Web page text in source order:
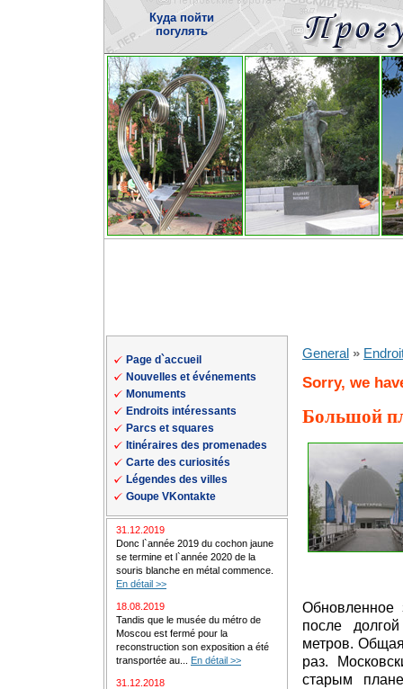
Куда пойти
погулять
Page d`accueil
Nouvelles et événements
Monuments
Endroits intéressants
Parcs et squares
Itinéraires des promenades
Carte des curiosités
Légendes des villes
Goupe VKontakte
31.12.2019
Donc l`année 2019 du cochon jaune
se termine et l`année 2020 de la
souris blanche en métal commence.
En détail >>
18.08.2019
Tandis que le musée du métro de
Moscou est fermé pour la
reconstruction son exposition a été
transportée au... En détail >>
31.12.2018
General »
Sorry, we
Большой
Обновленное
после
метров.
раз.
старым